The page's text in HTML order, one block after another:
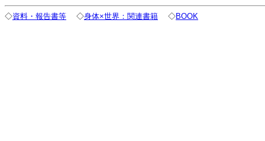
◇資料・報告書等 ◇身体×世界：関連書籍 ◇BOOK